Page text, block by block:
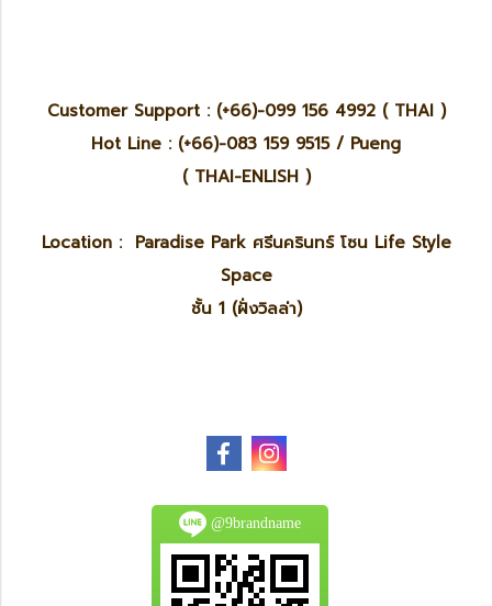
Customer Support : (+66)-099 156 4992 ( THAI )
Hot Line : (+66)-083 159 9515 / Pueng
( THAI-ENLISH )
Location : Paradise Park ศรีนครินทร์ โซน Life Style
Space
ชั้น 1 (ฝั่งวิลล่า)
@9brandname